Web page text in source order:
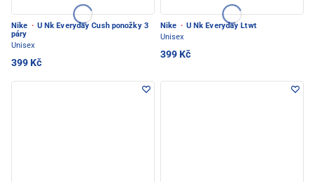
Nike · U Nk Everyday Cush ponožky 3
páry
Unisex
399 Kč
Nike · U Nk Everyday Ltwt
Unisex
399 Kč